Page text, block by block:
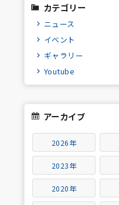
カテゴリー
ニュース
イベント
ギャラリー
Youtube
アーカイブ
2026年
2023年
2020年